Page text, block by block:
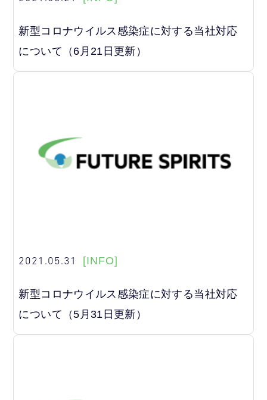
新型コロナウイルス感染症に対する当社対応
について（6月21日更新）
2021.05.31 [INFO]
新型コロナウイルス感染症に対する当社対応
について（5月31日更新）